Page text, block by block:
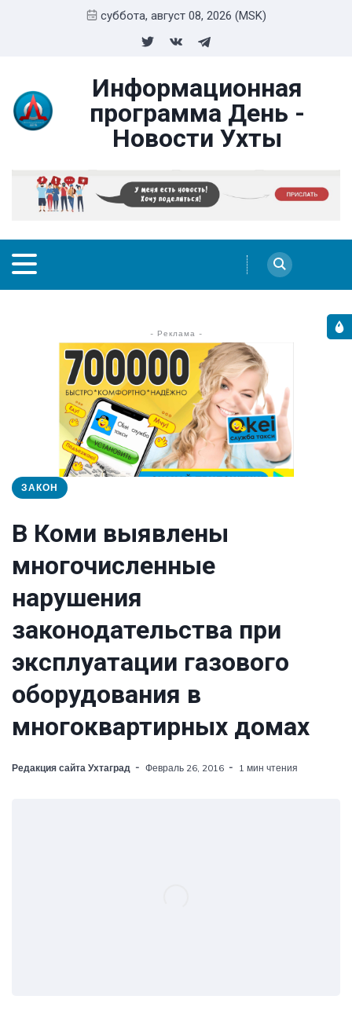
суббота, август 08, 2026 (MSK)
Информационная
программа День -
Новости Ухты
- Реклама -
ЗАКОН
В Коми выявлены
многочисленные
нарушения
законодательства при
эксплуатации газового
оборудования в
многоквартирных домах
Редакция сайта Ухтаград Февраль 26, 2016 1 мин чтения